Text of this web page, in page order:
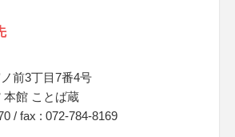
前3丁目7番4号
本館 ことば蔵
/ fax : 072-784-8169